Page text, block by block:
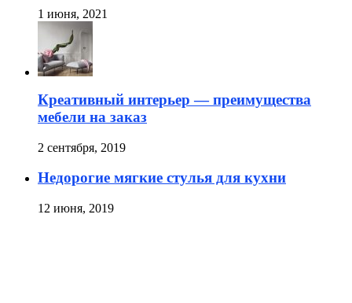
1 июня, 2021
Креативный интерьер — преимущества
мебели на заказ
2 сентября, 2019
Недорогие мягкие стулья для кухни
12 июня, 2019